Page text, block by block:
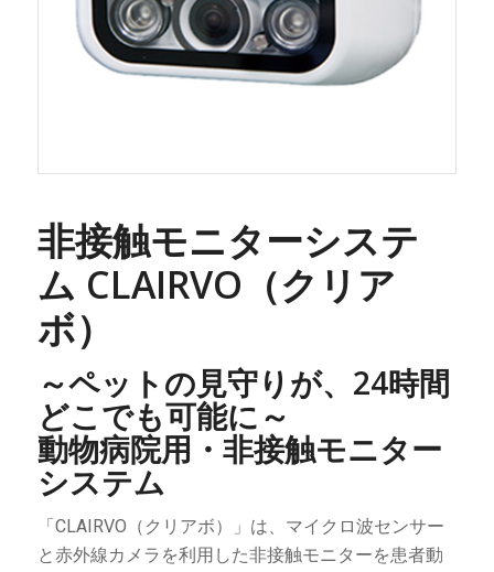
非接触モニターシステ
ム CLAIRVO（クリア
ボ）
～ペットの見守りが、24時間
どこでも可能に～
動物病院用・非接触モニター
システム
「CLAIRVO（クリアボ）」は、マイクロ波センサー
と赤外線カメラを利用した非接触モニターを患者動